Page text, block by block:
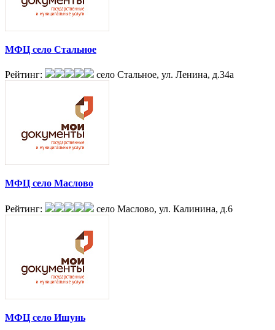
МФЦ село Стальное
Рейтинг: село Стальное, ул. Ленина, д.34а
МФЦ село Маслово
Рейтинг: село Маслово, ул. Калинина, д.6
МФЦ село Ишунь